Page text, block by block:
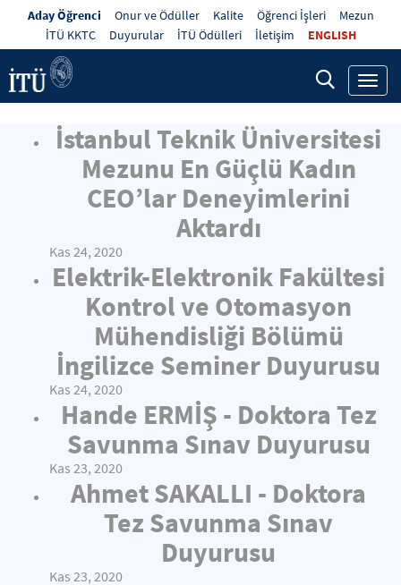
Aday Öğrenci Onur ve Ödüller Kalite Öğrenci İşleri
Mezun
İTÜ KKTC
Duyurular İTÜ Ödülleri İletişim ENGLISH
İstanbul Teknik Üniversitesi
Mezunu En Güçlü Kadın
CEO’lar Deneyimlerini
Aktardı
Kas 24, 2020
Elektrik-Elektronik Fakültesi
Kontrol ve Otomasyon
Mühendisliği Bölümü
İngilizce Seminer Duyurusu
Kas 24, 2020
Hande ERMİŞ - Doktora Tez
Savunma Sınav Duyurusu
Kas 23, 2020
Ahmet SAKALLI - Doktora
Tez Savunma Sınav
Duyurusu
Kas 23, 2020